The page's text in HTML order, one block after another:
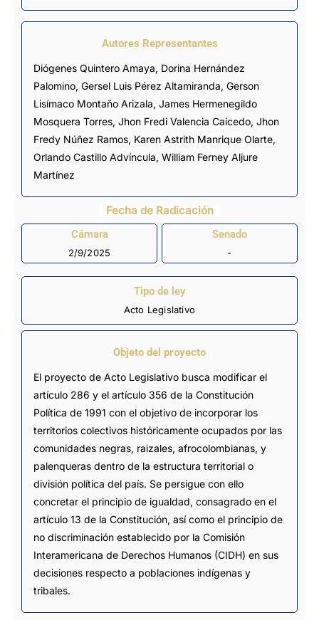
Autores Representantes
Diógenes Quintero Amaya, Dorina Hernández
Palomino, Gersel Luis Pérez Altamiranda, Gerson
Lisímaco Montaño Arizala, James Hermenegildo
Mosquera Torres, Jhon Fredi Valencia Caicedo, Jhon
Fredy Núñez Ramos, Karen Astrith Manrique Olarte,
Orlando Castillo Advíncula, William Ferney Aljure
Martínez
Fecha de Radicación
Cámara
2/9/2025
Senado
-
Tipo de ley
Acto Legislativo
Objeto del proyecto
El proyecto de Acto Legislativo busca modificar el
artículo 286 y el artículo 356 de la Constitución
Política de 1991 con el objetivo de incorporar los
territorios colectivos históricamente ocupados por las
comunidades negras, raizales, afrocolombianas, y
palenqueras dentro de la estructura territorial o
división política del país. Se persigue con ello
concretar el principio de igualdad, consagrado en el
artículo 13 de la Constitución, así como el principio de
no discriminación establecido por la Comisión
Interamericana de Derechos Humanos (CIDH) en sus
decisiones respecto a poblaciones indígenas y
tribales.